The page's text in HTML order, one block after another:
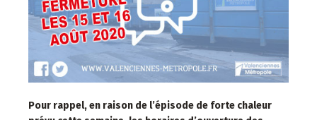
Pour rappel, en raison de l’épisode de forte chaleur